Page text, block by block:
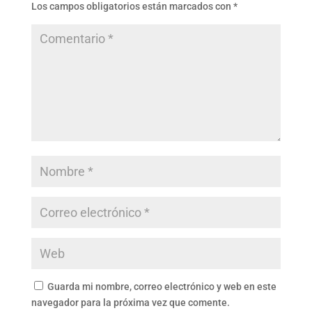
Los campos obligatorios están marcados con *
Guarda mi nombre, correo electrónico y web en este
navegador para la próxima vez que comente.